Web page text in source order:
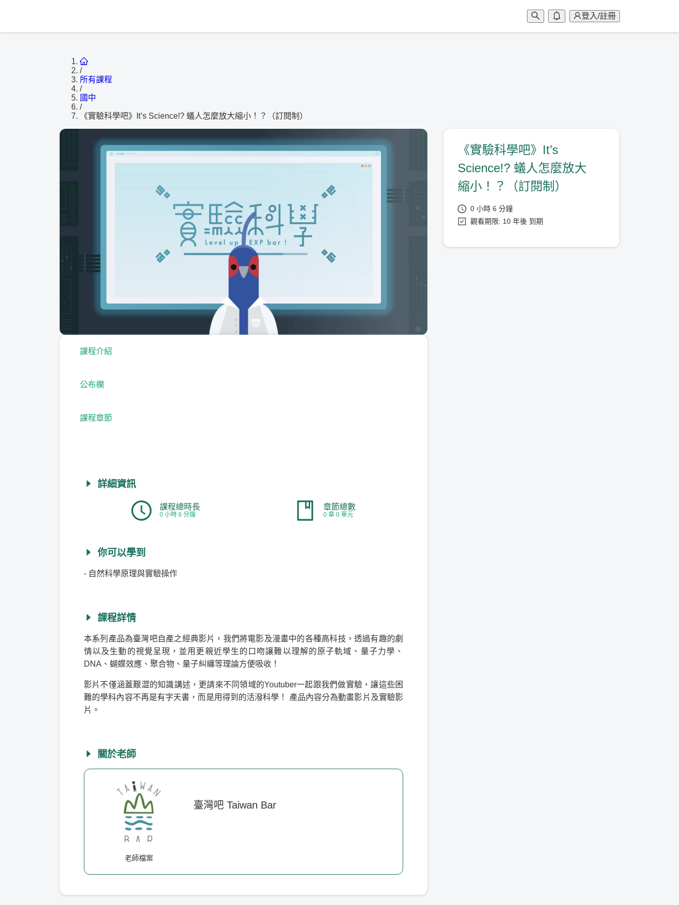
登入/註冊
/
所有課程
/
國中
/
《實驗科學吧》It’s Science!? 蟻人怎麼放大縮小！？（訂閱制）
課程介紹
公布欄
課程章節
詳細資訊
課程總時長
0 小時 6 分鐘
章節總數
0 章 0 單元
你可以學到
- 自然科學原理與實驗操作
課程詳情
本系列產品為臺灣吧自產之經典影片，我們將電影及漫畫中的各種高科技，透過有趣的劇
情以及生動的視覺呈現，並用更親近學生的口吻讓難以理解的原子軌域、量子力學、
DNA、蝴蝶效應、聚合物、量子糾纏等理論方便吸收！
影片不僅涵蓋艱澀的知識講述，更請來不同領域的Youtuber一起跟我們做實驗，讓這些困
難的學科內容不再是有字天書，而是用得到的活潑科學！ 產品內容分為動畫影片及實驗影
片。
關於老師
老師檔案
臺灣吧 Taiwan Bar
《實驗科學吧》It’s
Science!? 蟻人怎麼放大
縮小！？（訂閱制）
0 小時 6 分鐘
觀看期限: 10 年後 到期